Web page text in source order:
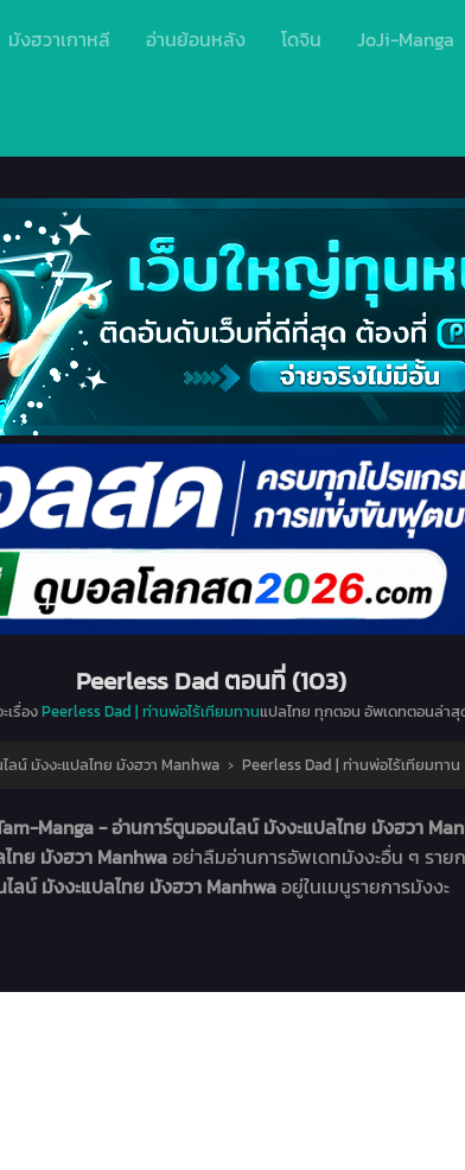
มังฮวาเกาหลี อ่านย้อนหลัง โดจิน JoJi-Manga
Peerless Dad ตอนที่ (103)
เรื่องPeerless Dad | ท่านพ่อไร้เทียมทานแปลไทย ทุกตอน อัพเดทตอนล่าสุ
ลน์ มังงะแปลไทย มังฮวา Manhwa › Peerless Dad | ท่านพ่อไร้เทียมทาน
Manga - อ่านการ์ตูนออนไลน์ มังงะแปลไทย มังฮวา
ทย มังฮวา Manhwaอย่าลืมอ่านการอัพเดทมังงะอื่น ๆ ราย
ลน์ มังงะแปลไทย มังฮวา Manhwaอยู่ในเมนูรายการมังงะ